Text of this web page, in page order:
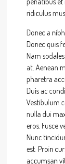
ridiculus
Donec a
Donec quis
Nam
at. Aenean
pharetra
Duis ac
Vestibulum
nulla dui
eros. Fusce
Nunc
est. Proin
accumsan